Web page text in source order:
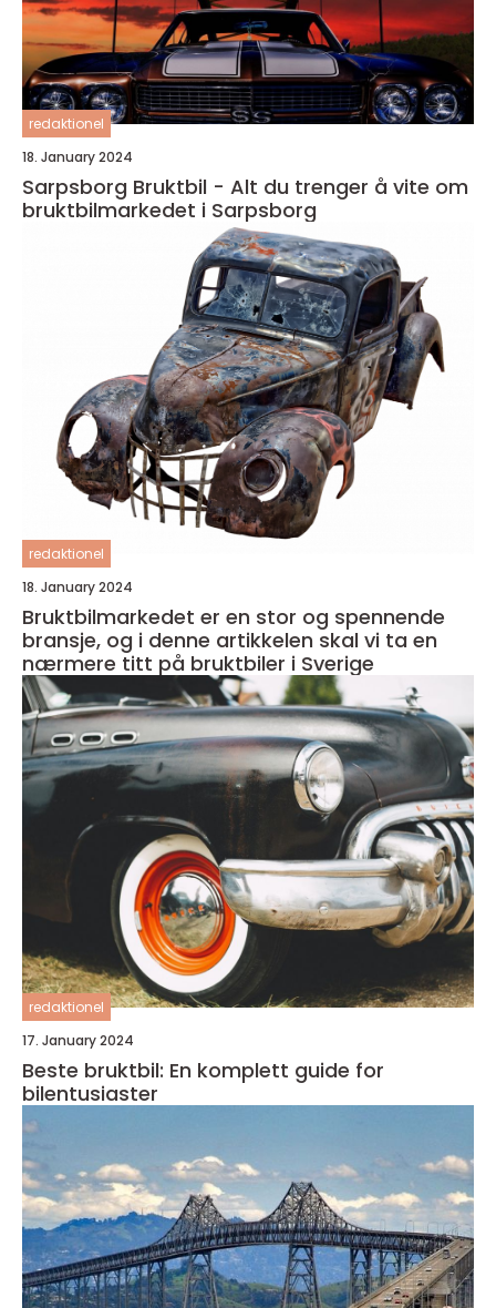
redaktionel
18. January 2024
Sarpsborg Bruktbil - Alt du trenger å vite om
bruktbilmarkedet i Sarpsborg
redaktionel
18. January 2024
Bruktbilmarkedet er en stor og spennende
bransje, og i denne artikkelen skal vi ta en
nærmere titt på bruktbiler i Sverige
redaktionel
17. January 2024
Beste bruktbil: En komplett guide for
bilentusiaster